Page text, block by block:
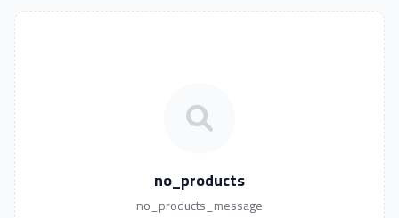
no_products
no_products_message